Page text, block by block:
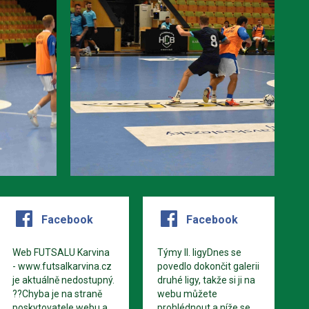
Facebook
Web FUTSALU Karvina
- www.futsalkarvina.cz
je aktuálně nedostupný.
??Chyba je na straně
Facebook
Týmy II. ligyDnes se
povedlo dokončit galerii
druhé ligy, takže si ji na
webu můžete